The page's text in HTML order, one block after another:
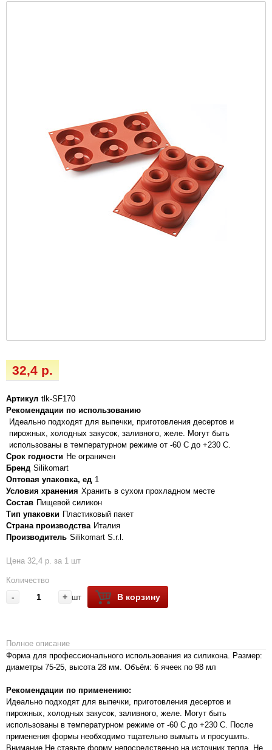
32,4 р.
Артикул tlk-SF170
Рекомендации по использованию
Идеально подходят для выпечки, приготовления десертов и
пирожных, холодных закусок, заливного, желе. Могут быть
использованы в температурном режиме от -60 С до +230 С.
Срок годности Не ограничен
Бренд Silikomart
Оптовая упаковка, ед 1
Условия хранения Хранить в сухом прохладном месте
Состав Пищевой силикон
Тип упаковки Пластиковый пакет
Страна производства Италия
Производитель Silikomart S.r.l.
Цена 32,4 р. за 1 шт
Количество
- + шт В корзину
Полное описание
Форма для профессионального использования из силикона. Размер:
диаметры 75-25, высота 28 мм. Объём: 6 ячеек по 98 мл
Рекомендации по применению:
Идеально подходят для выпечки, приготовления десертов и
пирожных, холодных закусок, заливного, желе. Могут быть
использованы в температурном режиме от -60 С до +230 С. После
применения формы необходимо тщательно вымыть и просушить.
Внимание Не ставьте форму непосредственно на источник тепла. Не